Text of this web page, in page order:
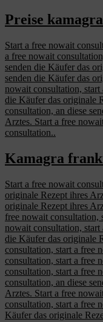
Preise
Start a free nowait
a free nowait
senden die Käufer das
senden die Käufer das
nowait consultation, start
die Käufer das originale
consultation, an diese
Arztes. Start a free
consultation..
Kamagra
Start a free nowait
originale Rezept ihres
originale Rezept ihres
free nowait consultation,
nowait consultation, start
die Käufer das originale
consultation, start a free
consultation, start a free
consultation, start a free
consultation, an diese
Arztes. Start a free
consultation, start a free
Käufer das originale